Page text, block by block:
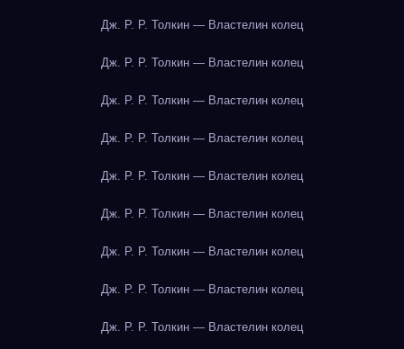
Дж. Р. Р. Толкин — Властелин колец
Дж. Р. Р. Толкин — Властелин колец
Дж. Р. Р. Толкин — Властелин колец
Дж. Р. Р. Толкин — Властелин колец
Дж. Р. Р. Толкин — Властелин колец
Дж. Р. Р. Толкин — Властелин колец
Дж. Р. Р. Толкин — Властелин колец
Дж. Р. Р. Толкин — Властелин колец
Дж. Р. Р. Толкин — Властелин колец